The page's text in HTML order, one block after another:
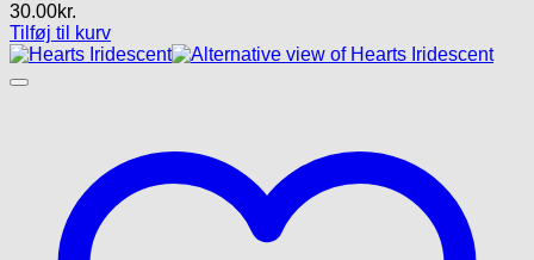
30.00kr.
Tilføj til kurv